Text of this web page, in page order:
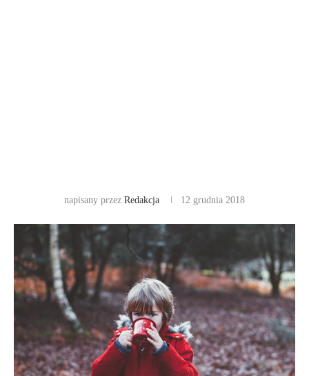
napisany przez Redakcja 12 grudnia 2018